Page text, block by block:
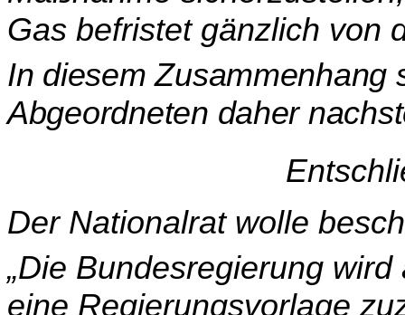
Gas befristet gänzlich von
In diesem Zusammenhang
Abgeordneten daher
Der Nationalrat wolle
„Die Bundesregierung
eine Regierungsvorlage